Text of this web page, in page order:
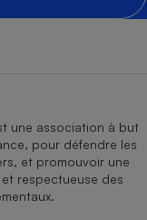
une association à but
pour défendre les
et promouvoir une
respectueuse des